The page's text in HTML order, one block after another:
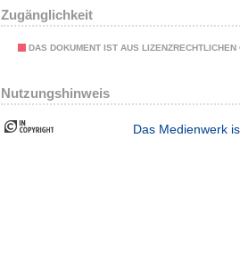
Zugänglichkeit
DAS DOKUMENT IST AUS
Nutzungshinweis
Das Medienwerk